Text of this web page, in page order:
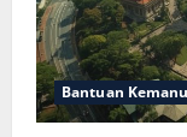
Bantuan